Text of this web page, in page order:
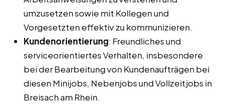
umzusetzen sowie mit Kollegen und
Vorgesetzten effektiv zu kommunizieren.
Kundenorientierung: Freundliches und
serviceorientiertes Verhalten, insbesondere
bei der Bearbeitung von Kundenaufträgen bei
diesen Minijobs, Nebenjobs und Vollzeitjobs in
Breisach am Rhein.